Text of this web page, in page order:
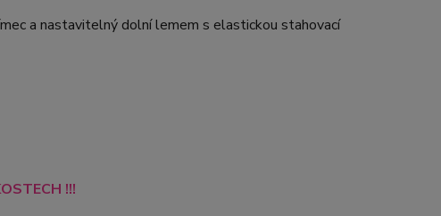
a nastavitelný dolní lemem s elastickou stahovací
!!!